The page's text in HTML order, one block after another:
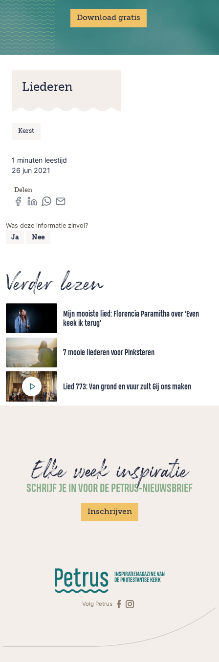
Download gratis
Liederen
Kerst
1 minuten leestijd
26 jun 2021
Delen
Was deze informatie zinvol?
Ja Nee
Verder lezen
Mijn mooiste lied: Florencia Paramitha over ‘Even
keek ik terug’
7 mooie liederen voor Pinksteren
Lied 773: Van grond en vuur zult Gij ons maken
Elke week inspiratie
SCHRIJF JE IN VOOR DE PETRUS-NIEUWSBRIEF
Inschrijven
INSPIRATIEMAGAZINE VAN
DE PROTESTANTSE KERK
Volg Petrus